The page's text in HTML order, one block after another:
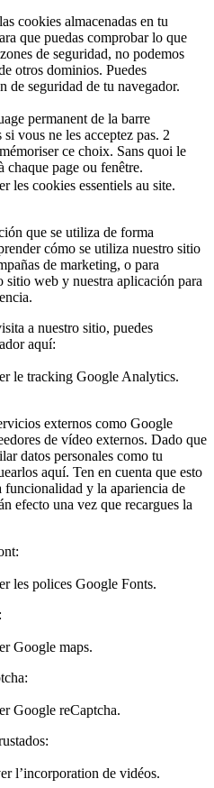
cookies almacenadas en tu
que puedas comprobar lo que
de seguridad, no podemos
otros dominios. Puedes
de seguridad de tu navegador.
permanent de la barre
vous ne les acceptez pas. 2
ce choix. Sans quoi le
chaque page ou fenêtre.
les cookies essentiels au site.
que se utiliza de forma
cómo se utiliza nuestro sitio
de marketing, o para
sitio web y nuestra aplicación para
a nuestro sitio, puedes
aquí:
le tracking Google Analytics.
externos como Google
de vídeo externos. Dado que
datos personales como tu
aquí. Ten en cuenta que esto
y la apariencia de
efecto una vez que recargues la
les polices Google Fonts.
Google maps.
Google reCaptcha.
l’incorporation de vidéos.